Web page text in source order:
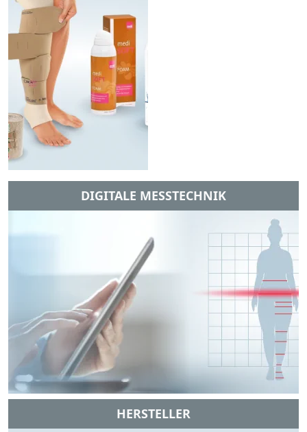
DIGITALE MESSTECHNIK
HERSTELLER